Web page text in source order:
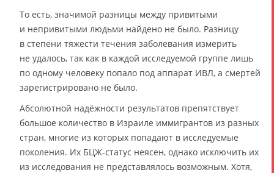
То есть, значимой разницы между привитыми
и непривитыми людьми найдено не было. Разницу
в степени тяжести течения заболевания измерить
не удалось, так как в каждой исследуемой группе лишь
по одному человеку попало под аппарат ИВЛ, а смертей
зарегистрировано не было.
Абсолютной надёжности результатов препятствует
большое количество в Израиле иммигрантов из разных
стран, многие из которых попадают в исследуемые
поколения. Их БЦЖ-статус неясен, однако исключить их
из исследования не представлялось возможным. Хотя,